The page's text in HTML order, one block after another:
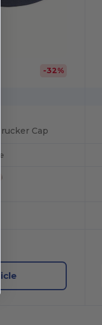
-32%
Cap